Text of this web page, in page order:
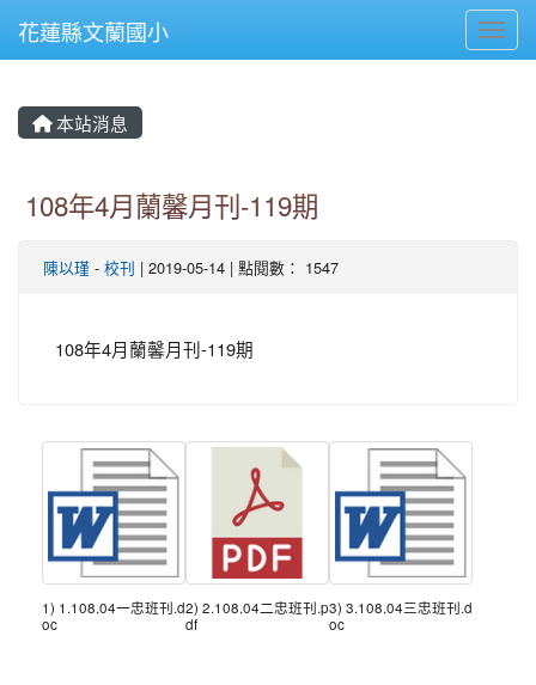
花蓮縣文蘭國小
本站消息
108年4月蘭馨月刊-119期
陳以瑾 - 校刊 | 2019-05-14 | 點閱數： 1547
108年4月蘭馨月刊-119期
1) 1.108.04一忠班刊.d
oc
2) 2.108.04二忠班刊.p
df
3) 3.108.04三忠班刊.d
oc